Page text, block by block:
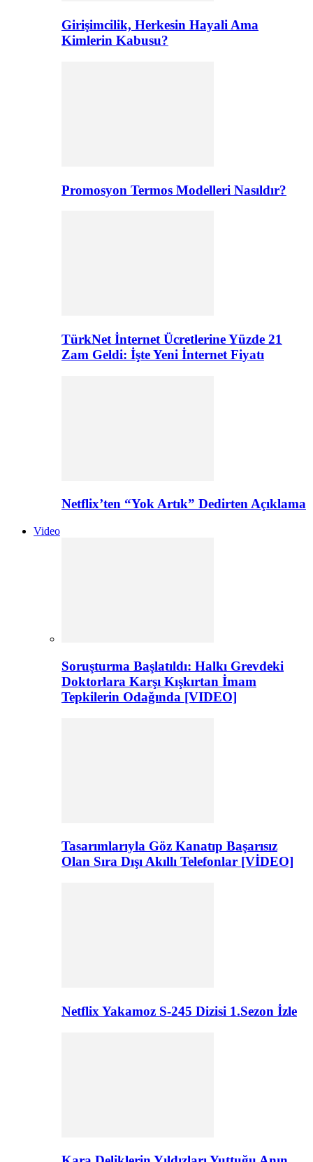
Girişimcilik, Herkesin Hayali Ama
Kimlerin Kabusu?
Promosyon Termos Modelleri Nasıldır?
TürkNet İnternet Ücretlerine Yüzde 21
Zam Geldi: İşte Yeni İnternet Fiyatı
Netflix’ten “Yok Artık” Dedirten Açıklama
Video
Soruşturma Başlatıldı: Halkı Grevdeki
Doktorlara Karşı Kışkırtan İmam
Tepkilerin Odağında [VIDEO]
Tasarımlarıyla Göz Kanatıp Başarısız
Olan Sıra Dışı Akıllı Telefonlar [VİDEO]
Netflix Yakamoz S-245 Dizisi 1.Sezon İzle